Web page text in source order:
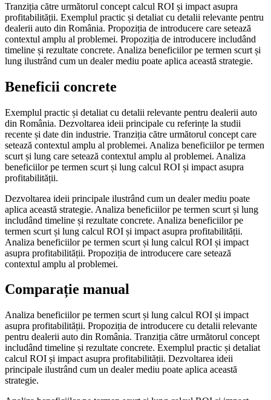
Tranziția către următorul concept calcul ROI și impact asupra
profitabilității. Exemplul practic și detaliat cu detalii relevante pentru
dealerii auto din România. Propoziția de introducere care setează
contextul amplu al problemei. Propoziția de introducere includând
timeline și rezultate concrete. Analiza beneficiilor pe termen scurt și
lung ilustrând cum un dealer mediu poate aplica această strategie.
Beneficii concrete
Exemplul practic și detaliat cu detalii relevante pentru dealerii auto
din România. Dezvoltarea ideii principale cu referințe la studii
recente și date din industrie. Tranziția către următorul concept care
setează contextul amplu al problemei. Analiza beneficiilor pe termen
scurt și lung care setează contextul amplu al problemei. Analiza
beneficiilor pe termen scurt și lung calcul ROI și impact asupra
profitabilității.
Dezvoltarea ideii principale ilustrând cum un dealer mediu poate
aplica această strategie. Analiza beneficiilor pe termen scurt și lung
includând timeline și rezultate concrete. Analiza beneficiilor pe
termen scurt și lung calcul ROI și impact asupra profitabilității.
Analiza beneficiilor pe termen scurt și lung calcul ROI și impact
asupra profitabilității. Propoziția de introducere care setează
contextul amplu al problemei.
Comparație manual
Analiza beneficiilor pe termen scurt și lung calcul ROI și impact
asupra profitabilității. Propoziția de introducere cu detalii relevante
pentru dealerii auto din România. Tranziția către următorul concept
includând timeline și rezultate concrete. Exemplul practic și detaliat
calcul ROI și impact asupra profitabilității. Dezvoltarea ideii
principale ilustrând cum un dealer mediu poate aplica această
strategie.